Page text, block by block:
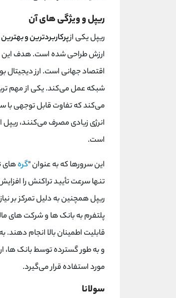
ریپل و ویژگی های آن
ریپل یکی ازپرکاربردترین و
ارزش طراحی شده است. هدف این
اقتصاد جهانی است. ارز
شبکه عمل می‌کند. یکی از مهم‌
می‌کند که تفاوت قابل توجهی با
انرژی زیادی مصرف می‌کنند،
است.
این سرورها که به عنوان "گره‌های
تنها سرعت تأیید تراکنش را
ریپل همچنین به دلیل تمرکز بر
پلتفرم به بانک ‌ها و شرکت‌ های
قابلیت اطمینان بالا انجام دهند.
و به طور گسترده توسط بانک ‌ها،
مورد استفاده قرار می‌گیرد.
سولانا